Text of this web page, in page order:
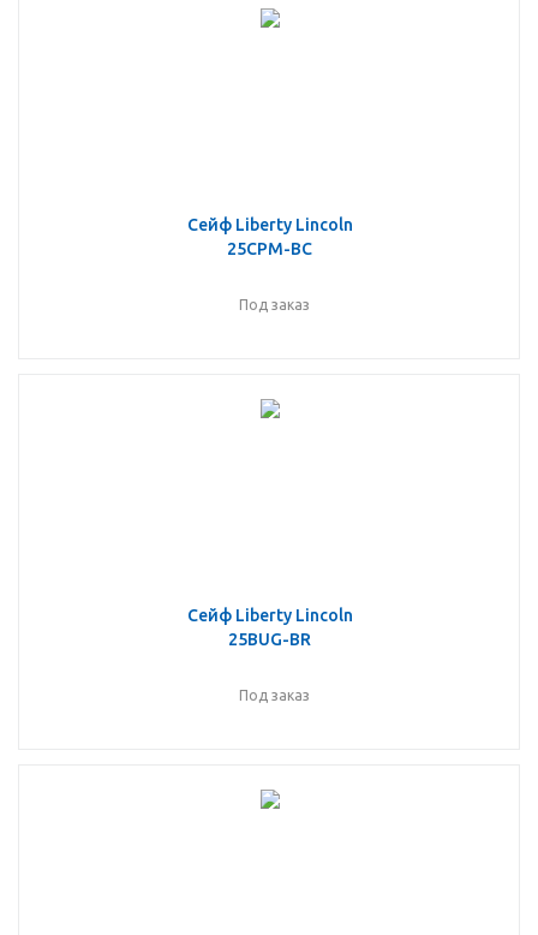
Сейф Liberty Lincoln
25CPM-BC
Под заказ
Сейф Liberty Lincoln
25BUG-BR
Под заказ